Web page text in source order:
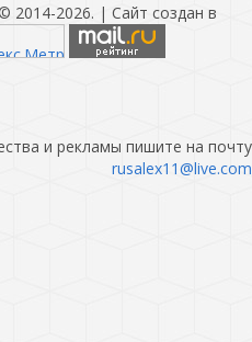
2014-2026. | Сайт создан в
и рекламы пишите на почту
rusalex11@live.com